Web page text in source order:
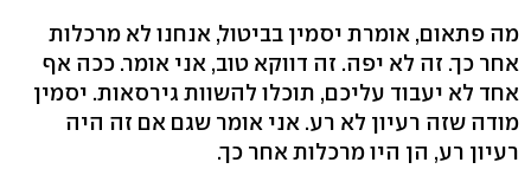
מה פתאום, אומרת יסמין בביטול, אנחנו לא מרכלות
אחר כך. זה לא יפה. זה דווקא טוב, אני אומר. ככה אף
אחד לא יעבוד עליכם, תוכלו להשוות גירסאות. יסמין
מודה שזה רעיון לא רע. אני אומר שגם אם זה היה
רעיון רע, הן היו מרכלות אחר כך.